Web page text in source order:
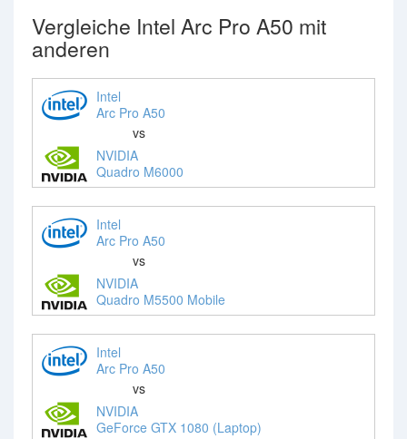
Vergleiche Intel Arc Pro A50 mit
anderen
Intel
Arc Pro A50
vs
NVIDIA
Quadro M6000
Intel
Arc Pro A50
vs
NVIDIA
Quadro M5500 Mobile
Intel
Arc Pro A50
vs
NVIDIA
GeForce GTX 1080 (Laptop)